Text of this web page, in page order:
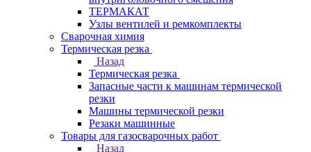
ТЕРМАКАТ
Узлы вентилей и ремкомплекты
Сварочная химия
Термическая резка
Назад
Термическая резка
Запасные части к машинам термической
резки
Машины термической резки
Резаки машинные
Товары для газосварочных работ
Назад